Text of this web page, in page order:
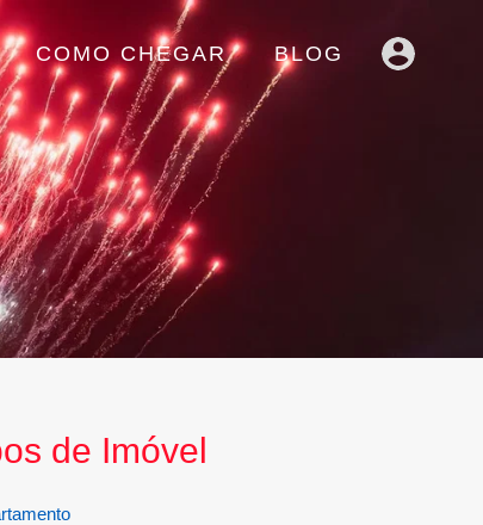
COMO CHEGAR BLOG
de Imóvel